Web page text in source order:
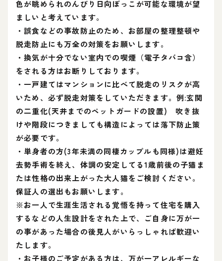
色が眺められのんびり日向ぼっこが可能な環境が望
ましいと考えています。
・誤食などの事故防止のため、お部屋の整理整頓や
脱走防止にも万全の対策をお願いします。
・換気が十分でない室内での喫煙（電子タバコ含）
をされる方はお断りしております。
・一戸建てはマンションに比べて脱走のリスクが高
いため、必ず脱走対策をしていただきます。例:玄関
の二重化(天井までのペットガードの設置) 吹き抜
けや階段につきましても構造によっては落下防止策
が必要です。
・単身者の方(3年未満の同棲カップルも同様)は避妊
去勢手術を終え、体調の安定してる1歳前後の子猫ま
たは性格の出来上がった大人猫をご検討ください。
保証人の選出もお願いします。
※お一人で生涯生活される覚悟を持って住宅を購入
するなどの人生設計をされた上で、ご自身に万が一
の事があった場合の後見人がいらっしゃれば歓迎い
たします。
・お子様のご予定がある方は、万が一アレルギーな